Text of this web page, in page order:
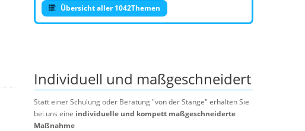
Übersicht aller 1042Themen
Individuell und maßgeschneidert
Statt einer Schulung oder Beratung "von der Stange" erhalten Sie
bei uns eine individuelle und kompett maßgeschneiderte
Maßnahme